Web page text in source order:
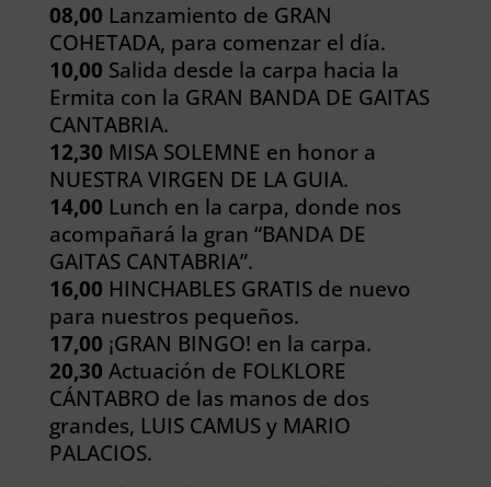
08,00 Lanzamiento de GRAN
COHETADA, para comenzar el día.
10,00 Salida desde la carpa hacia la
Ermita con la GRAN BANDA DE GAITAS
CANTABRIA.
12,30 MISA SOLEMNE en honor a
NUESTRA VIRGEN DE LA GUIA.
14,00 Lunch en la carpa, donde nos
acompañará la gran “BANDA DE
GAITAS CANTABRIA”.
16,00 HINCHABLES GRATIS de nuevo
para nuestros pequeños.
17,00 ¡GRAN BINGO! en la carpa.
20,30 Actuación de FOLKLORE
CÁNTABRO de las manos de dos
grandes, LUIS CAMUS y MARIO
PALACIOS.